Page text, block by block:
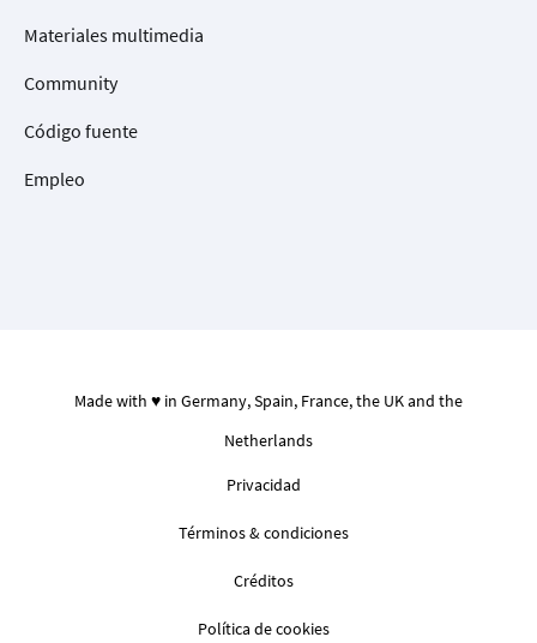
Materiales multimedia
Community
Código fuente
Empleo
Made with ♥ in Germany, Spain, France, the UK and the
Netherlands
Privacidad
Términos & condiciones
Créditos
Política de cookies